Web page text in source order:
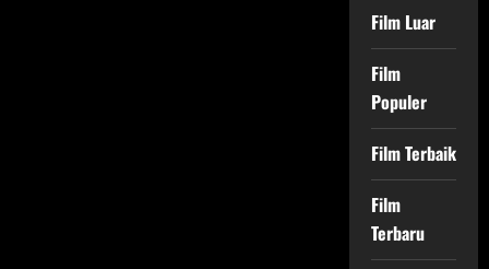
Film Luar
Film
Populer
Film Terbaik
Film
Terbaru